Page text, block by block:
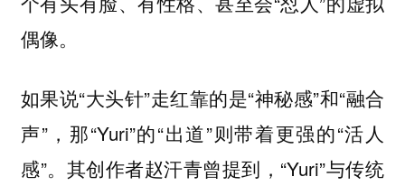
偶像。
如果说“大头针”走红靠的是“神秘感”和“融合
声”，那“Yuri”的“出道”则带着更强的“活人
感”。其创作者赵汗青曾提到，“Yuri”与传统